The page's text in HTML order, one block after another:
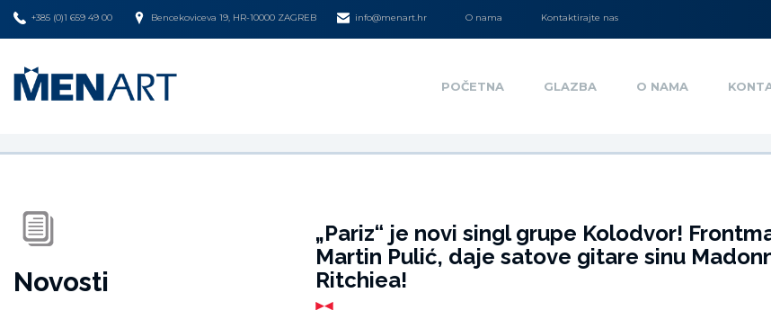
+385 (0)1 659 49 00 Bencekoviceva 19, HR-10000 ZAGREB info@menart.hr O nama Kontaktirajte nas
POČETNA GLAZBA O NAMA
Novosti
„Pariz“ je novi singl grupe Kolodvor!
Martin Pulić, daje satove gitare sinu
Ritchiea!